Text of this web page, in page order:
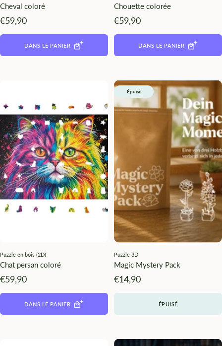
Cheval coloré
Angebotspreis
€59,90
DANS LE PANIER
Chouette colorée
Angebotspreis
€59,90
DANS LE PANIER
Puzzle en bois (2D)
Chat persan coloré
Angebotspreis
€59,90
DANS LE PANIER
Épuisé
Puzzle 3D
Magic Mystery Pack
Angebotspreis
€14,90
ÉPUISÉ